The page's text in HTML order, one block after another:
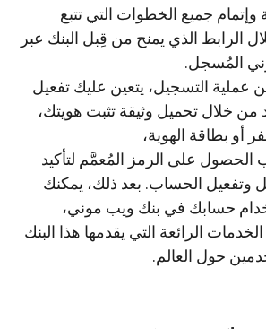
وإتمام جميع الخطوات التي تتبع
الرابط الذي يمنح من قِبل البنك عبر
المُسجل.
من عملية التسجيل، يتعين عليك تفعيل
من خلال تحميل وثيقة تثبت هويتك،
أو بطاقة الهوية،
على الرمز المُعمَّم لتأكيد
وتفعيل الحساب. بعد ذلك، يمكنك
حسابك في بنك ويب موني،
الرائعة التي يقدمها هذا البنك
حول العالم.